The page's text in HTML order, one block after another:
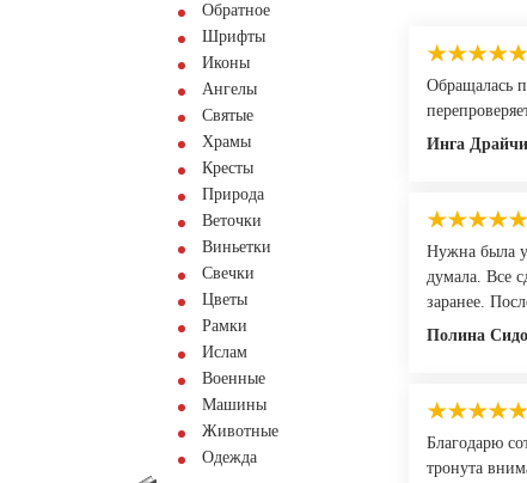
Обратное
Шрифты
Иконы
Ангелы
Святые
Храмы
Кресты
Природа
Веточки
Виньетки
Свечки
Цветы
Рамки
Ислам
Военные
Машины
Животные
Одежда
Обращалась
Инга
Нужна была
думала. Все
заранее.
Полина
Благодарю
тронута